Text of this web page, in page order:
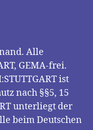
Alle
GEMA-frei.
ist
nach §§5, 15
unterliegt der
beim Deutschen